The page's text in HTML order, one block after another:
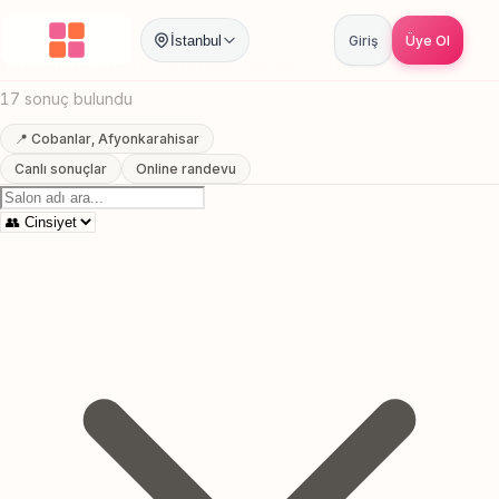
İstanbul Giriş Üye Ol
Anasayfa / Afyonkarahisar Cobanlar Protez Tirnak
Cobanlar, Afyonkarahisar Protez Tirnak
17 sonuç bulundu
📍 Cobanlar, Afyonkarahisar
Canlı sonuçlar
Online randevu